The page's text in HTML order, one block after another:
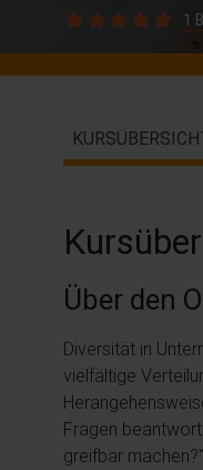
1
Über den
Diversität in
vielfältige
Fragen
greifbar